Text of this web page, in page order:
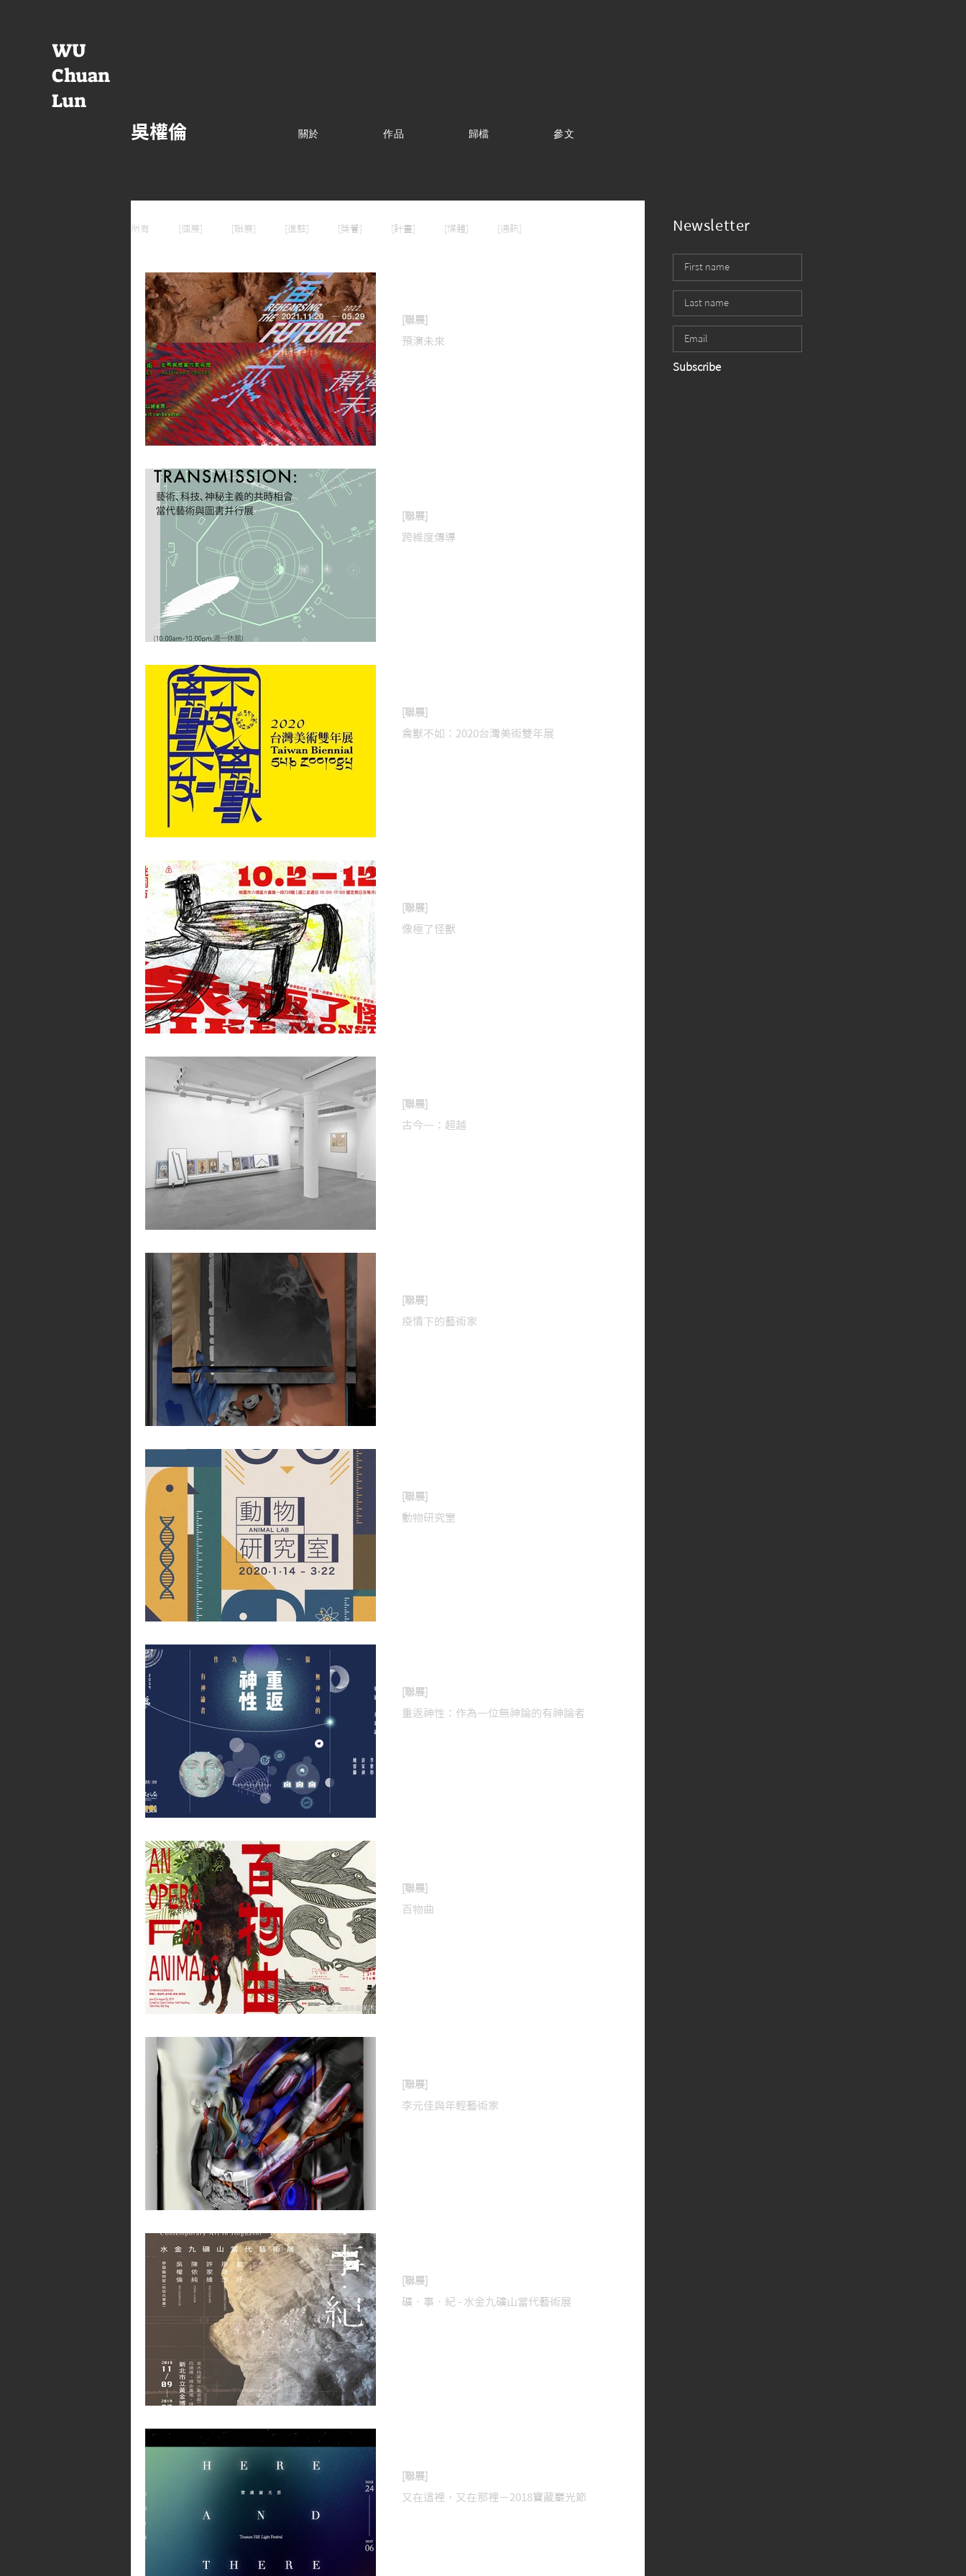
WU
Chuan
Lun
吳權倫 關於 作品 歸檔 參文
所有 [個展] [聯展] [進駐] [獎譽] [計畫] [媒體] [通訊]
預演未來
[聯展]
跨維度傳導
[聯展]
禽獸不如：2020台灣美術雙年展
[聯展]
像極了怪獸
[聯展]
古今一：超越
[聯展]
疫情下的藝術家
[聯展]
動物研究室
[聯展]
重返神性：作為一位無神論的有神論者
[聯展]
百物曲
[聯展]
李元佳與年輕藝術家
[聯展]
礦‧事‧紀 - 水金九礦山當代藝術展
[聯展]
又在這裡，又在那裡－2018寶藏巖光節
[聯展]
Newsletter
Subscribe